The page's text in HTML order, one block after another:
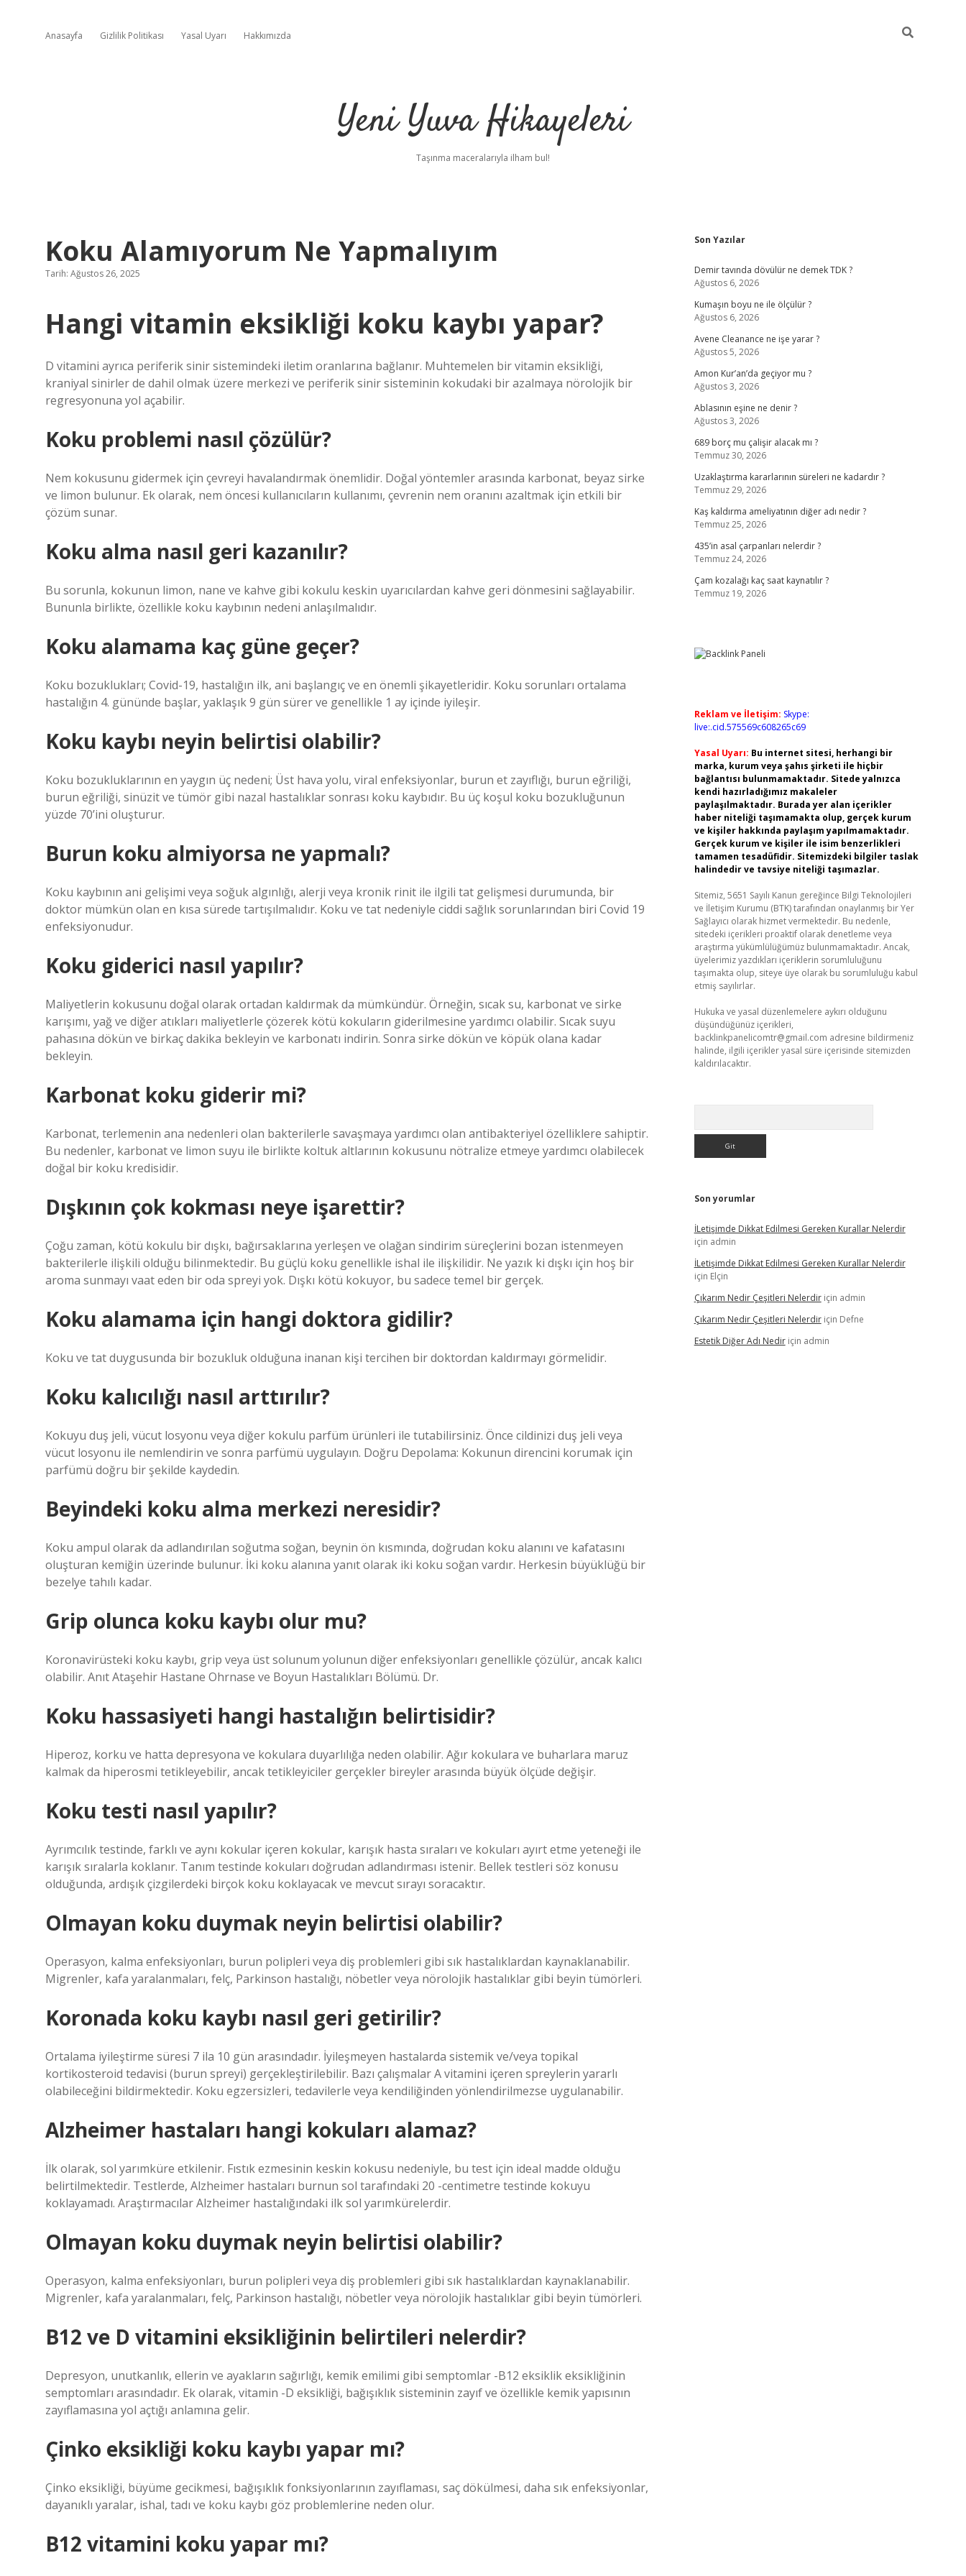
Anasayfa Gizlilik Politikası Yasal Uyarı Hakkımızda
Yeni Yuva Hikayeleri
Taşınma maceralarıyla ilham bul!
Koku Alamıyorum Ne Yapmalıyım
Tarih: Ağustos 26, 2025
Hangi vitamin eksikliği koku kaybı yapar?
D vitamini ayrıca periferik sinir sistemindeki iletim oranlarına bağlanır. Muhtemelen bir vitamin eksikliği,
kraniyal sinirler de dahil olmak üzere merkezi ve periferik sinir sisteminin kokudaki bir azalmaya nörolojik bir
regresyonuna yol açabilir.
Koku problemi nasıl çözülür?
Nem kokusunu gidermek için çevreyi havalandırmak önemlidir. Doğal yöntemler arasında karbonat, beyaz sirke
ve limon bulunur. Ek olarak, nem öncesi kullanıcıların kullanımı, çevrenin nem oranını azaltmak için etkili bir
çözüm sunar.
Koku alma nasıl geri kazanılır?
Bu sorunla, kokunun limon, nane ve kahve gibi kokulu keskin uyarıcılardan kahve geri dönmesini sağlayabilir.
Bununla birlikte, özellikle koku kaybının nedeni anlaşılmalıdır.
Koku alamama kaç güne geçer?
Koku bozuklukları; Covid-19, hastalığın ilk, ani başlangıç ​​ve en önemli şikayetleridir. Koku sorunları ortalama
hastalığın 4. gününde başlar, yaklaşık 9 gün sürer ve genellikle 1 ay içinde iyileşir.
Koku kaybı neyin belirtisi olabilir?
Koku bozukluklarının en yaygın üç nedeni; Üst hava yolu, viral enfeksiyonlar, burun et zayıflığı, burun eğriliği,
burun eğriliği, sinüzit ve tümör gibi nazal hastalıklar sonrası koku kaybıdır. Bu üç koşul koku bozukluğunun
yüzde 70’ini oluşturur.
Burun koku almiyorsa ne yapmalı?
Koku kaybının ani gelişimi veya soğuk algınlığı, alerji veya kronik rinit ile ilgili tat gelişmesi durumunda, bir
doktor mümkün olan en kısa sürede tartışılmalıdır. Koku ve tat nedeniyle ciddi sağlık sorunlarından biri Covid 19
enfeksiyonudur.
Koku giderici nasıl yapılır?
Maliyetlerin kokusunu doğal olarak ortadan kaldırmak da mümkündür. Örneğin, sıcak su, karbonat ve sirke
karışımı, yağ ve diğer atıkları maliyetlerle çözerek kötü kokuların giderilmesine yardımcı olabilir. Sıcak suyu
pahasına dökün ve birkaç dakika bekleyin ve karbonatı indirin. Sonra sirke dökün ve köpük olana kadar
bekleyin.
Karbonat koku giderir mi?
Karbonat, terlemenin ana nedenleri olan bakterilerle savaşmaya yardımcı olan antibakteriyel özelliklere sahiptir.
Bu nedenler, karbonat ve limon suyu ile birlikte koltuk altlarının kokusunu nötralize etmeye yardımcı olabilecek
doğal bir koku kredisidir.
Dışkının çok kokması neye işarettir?
Çoğu zaman, kötü kokulu bir dışkı, bağırsaklarına yerleşen ve olağan sindirim süreçlerini bozan istenmeyen
bakterilerle ilişkili olduğu bilinmektedir. Bu güçlü koku genellikle ishal ile ilişkilidir. Ne yazık ki dışkı için hoş bir
aroma sunmayı vaat eden bir oda spreyi yok. Dışkı kötü kokuyor, bu sadece temel bir gerçek.
Koku alamama için hangi doktora gidilir?
Koku ve tat duygusunda bir bozukluk olduğuna inanan kişi tercihen bir doktordan kaldırmayı görmelidir.
Koku kalıcılığı nasıl arttırılır?
Kokuyu duş jeli, vücut losyonu veya diğer kokulu parfüm ürünleri ile tutabilirsiniz. Önce cildinizi duş jeli veya
vücut losyonu ile nemlendirin ve sonra parfümü uygulayın. Doğru Depolama: Kokunun direncini korumak için
parfümü doğru bir şekilde kaydedin.
Beyindeki koku alma merkezi neresidir?
Koku ampul olarak da adlandırılan soğutma soğan, beynin ön kısmında, doğrudan koku alanını ve kafatasını
oluşturan kemiğin üzerinde bulunur. İki koku alanına yanıt olarak iki koku soğan vardır. Herkesin büyüklüğü bir
bezelye tahılı kadar.
Grip olunca koku kaybı olur mu?
Koronavirüsteki koku kaybı, grip veya üst solunum yolunun diğer enfeksiyonları genellikle çözülür, ancak kalıcı
olabilir. Anıt Ataşehir Hastane Ohrnase ve Boyun Hastalıkları Bölümü. Dr.
Koku hassasiyeti hangi hastalığın belirtisidir?
Hiperoz, korku ve hatta depresyona ve kokulara duyarlılığa neden olabilir. Ağır kokulara ve buharlara maruz
kalmak da hiperosmi tetikleyebilir, ancak tetikleyiciler gerçekler bireyler arasında büyük ölçüde değişir.
Koku testi nasıl yapılır?
Ayrımcılık testinde, farklı ve aynı kokular içeren kokular, karışık hasta sıraları ve kokuları ayırt etme yeteneği ile
karışık sıralarla koklanır. Tanım testinde kokuları doğrudan adlandırması istenir. Bellek testleri söz konusu
olduğunda, ardışık çizgilerdeki birçok koku koklayacak ve mevcut sırayı soracaktır.
Olmayan koku duymak neyin belirtisi olabilir?
Operasyon, kalma enfeksiyonları, burun polipleri veya diş problemleri gibi sık hastalıklardan kaynaklanabilir.
Migrenler, kafa yaralanmaları, felç, Parkinson hastalığı, nöbetler veya nörolojik hastalıklar gibi beyin tümörleri.
Koronada koku kaybı nasıl geri getirilir?
Ortalama iyileştirme süresi 7 ila 10 gün arasındadır. İyileşmeyen hastalarda sistemik ve/veya topikal
kortikosteroid tedavisi (burun spreyi) gerçekleştirilebilir. Bazı çalışmalar A vitamini içeren spreylerin yararlı
olabileceğini bildirmektedir. Koku egzersizleri, tedavilerle veya kendiliğinden yönlendirilmezse uygulanabilir.
Alzheimer hastaları hangi kokuları alamaz?
İlk olarak, sol yarımküre etkilenir. Fıstık ezmesinin keskin kokusu nedeniyle, bu test için ideal madde olduğu
belirtilmektedir. Testlerde, Alzheimer hastaları burnun sol tarafındaki 20 -centimetre testinde kokuyu
koklayamadı. Araştırmacılar Alzheimer hastalığındaki ilk sol yarımkürelerdir.
Olmayan koku duymak neyin belirtisi olabilir?
Operasyon, kalma enfeksiyonları, burun polipleri veya diş problemleri gibi sık hastalıklardan kaynaklanabilir.
Migrenler, kafa yaralanmaları, felç, Parkinson hastalığı, nöbetler veya nörolojik hastalıklar gibi beyin tümörleri.
B12 ve D vitamini eksikliğinin belirtileri nelerdir?
Depresyon, unutkanlık, ellerin ve ayakların sağırlığı, kemik emilimi gibi semptomlar -B12 eksiklik eksikliğinin
semptomları arasındadır. Ek olarak, vitamin -D eksikliği, bağışıklık sisteminin zayıf ve özellikle kemik yapısının
zayıflamasına yol açtığı anlamına gelir.
Çinko eksikliği koku kaybı yapar mı?
Çinko eksikliği, büyüme gecikmesi, bağışıklık fonksiyonlarının zayıflaması, saç dökülmesi, daha sık enfeksiyonlar,
dayanıklı yaralar, ishal, tadı ve koku kaybı göz problemlerine neden olur.
B12 vitamini koku yapar mı?
Sidebar
Son Yazılar
Demir tavında dövülür ne demek TDK ?
Ağustos 6, 2026
Kumaşın boyu ne ile ölçülür ?
Ağustos 6, 2026
Avene Cleanance ne işe yarar ?
Ağustos 5, 2026
Amon Kur’an’da geçiyor mu ?
Ağustos 3, 2026
Ablasının eşine ne denir ?
Ağustos 3, 2026
689 borç mu çalişir alacak mı ?
Temmuz 30, 2026
Uzaklaştırma kararlarının süreleri ne kadardır ?
Temmuz 29, 2026
Kaş kaldırma ameliyatının diğer adı nedir ?
Temmuz 25, 2026
435’in asal çarpanları nelerdir ?
Temmuz 24, 2026
Çam kozalağı kaç saat kaynatılır ?
Temmuz 19, 2026
Reklam ve İletişim: Skype:
live:.cid.575569c608265c69
Yasal Uyarı: Bu internet sitesi, herhangi bir
marka, kurum veya şahıs şirketi ile hiçbir
bağlantısı bulunmamaktadır. Sitede yalnızca
kendi hazırladığımız makaleler
paylaşılmaktadır. Burada yer alan içerikler
haber niteliği taşımamakta olup, gerçek kurum
ve kişiler hakkında paylaşım yapılmamaktadır.
Gerçek kurum ve kişiler ile isim benzerlikleri
tamamen tesadüfidir. Sitemizdeki bilgiler taslak
halindedir ve tavsiye niteliği taşımazlar.
Sitemiz, 5651 Sayılı Kanun gereğince Bilgi Teknolojileri
ve İletişim Kurumu (BTK) tarafından onaylanmış bir Yer
Sağlayıcı olarak hizmet vermektedir. Bu nedenle,
sitedeki içerikleri proaktif olarak denetleme veya
araştırma yükümlülüğümüz bulunmamaktadır. Ancak,
üyelerimiz yazdıkları içeriklerin sorumluluğunu
taşımakta olup, siteye üye olarak bu sorumluluğu kabul
etmiş sayılırlar.
Hukuka ve yasal düzenlemelere aykırı olduğunu
düşündüğünüz içerikleri,
backlinkpanelicomtr@gmail.com adresine bildirmeniz
halinde, ilgili içerikler yasal süre içerisinde sitemizden
kaldırılacaktır.
Son yorumlar
İLetişimde Dikkat Edilmesi Gereken Kurallar Nelerdir
için admin
İLetişimde Dikkat Edilmesi Gereken Kurallar Nelerdir
için Elçin
Çıkarım Nedir Çeşitleri Nelerdiriçin admin
Çıkarım Nedir Çeşitleri Nelerdiriçin Defne
Estetik Diğer Adı Nediriçin admin
Betexper giriş adresi